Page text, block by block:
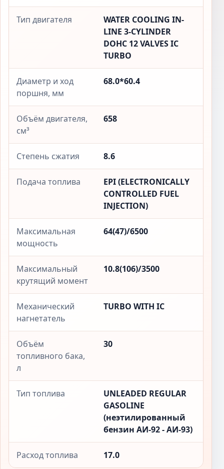
Тип двигателя
WATER COOLING IN-
LINE 3-CYLINDER
DOHC 12 VALVES IC
TURBO
Диаметр и ход
поршня, мм
68.0*60.4
Объём двигателя,
см³
658
Степень сжатия 8.6
Подача топлива
EPI (ELECTRONICALLY
CONTROLLED FUEL
INJECTION)
Максимальная
мощность
64(47)/6500
Максимальный
крутящий момент
10.8(106)/3500
Механический
нагнетатель
TURBO WITH IC
Объём
топливного бака,
л
30
Тип топлива
UNLEADED REGULAR
GASOLINE
(неэтилированный
бензин АИ-92 - АИ-93)
Расход топлива 17.0